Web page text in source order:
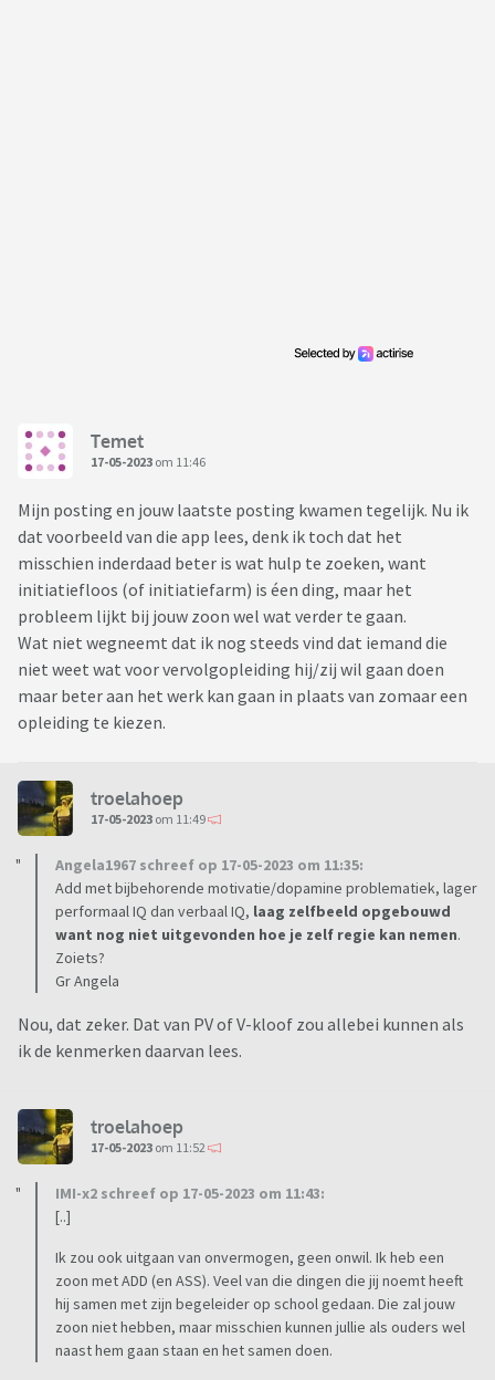
Temet
17-05-2023 om 11:46
Mijn posting en jouw laatste posting kwamen tegelijk. Nu ik
dat voorbeeld van die app lees, denk ik toch dat het
misschien inderdaad beter is wat hulp te zoeken, want
initiatiefloos (of initiatiefarm) is éen ding, maar het
probleem lijkt bij jouw zoon wel wat verder te gaan.
Wat niet wegneemt dat ik nog steeds vind dat iemand die
niet weet wat voor vervolgopleiding hij/zij wil gaan doen
maar beter aan het werk kan gaan in plaats van zomaar een
opleiding te kiezen.
troelahoep
17-05-2023 om 11:49
Angela1967 schreef op 17-05-2023 om 11:35:
Add met bijbehorende motivatie/dopamine problematiek, lager
performaal IQ dan verbaal IQ, laag zelfbeeld opgebouwd
want nog niet uitgevonden hoe je zelf regie kan nemen.
Zoiets?
Gr Angela
Nou, dat zeker. Dat van PV of V-kloof zou allebei kunnen als
ik de kenmerken daarvan lees.
troelahoep
17-05-2023 om 11:52
IMI-x2 schreef op 17-05-2023 om 11:43:
[..]
Ik zou ook uitgaan van onvermogen, geen onwil. Ik heb een
zoon met ADD (en ASS). Veel van die dingen die jij noemt heeft
hij samen met zijn begeleider op school gedaan. Die zal jouw
zoon niet hebben, maar misschien kunnen jullie als ouders wel
naast hem gaan staan en het samen doen.